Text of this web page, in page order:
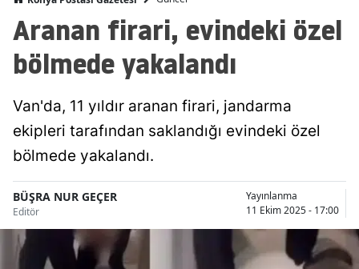
Amasya
Artvin
Balıkesir
Bilecik
Bingöl
Aranan firari, evindeki özel
bölmede yakalandı
Van'da, 11 yıldır aranan firari, jandarma
ekipleri tarafından saklandığı evindeki özel
bölmede yakalandı.
BÜŞRA NUR GEÇER
Editör
Yayınlanma
11 Ekim 2025 - 17:00